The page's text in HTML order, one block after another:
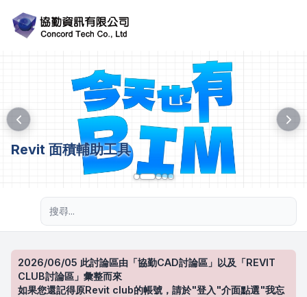
Revit 面積輔助工具
2026/06/05 此討論區由「協勤CAD討論區」以及「REVIT
CLUB討論區」彙整而來
如果您還記得原Revit club的帳號，請於"登入"介面點選"我忘